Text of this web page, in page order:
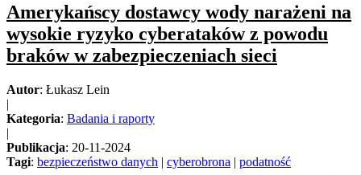
Amerykańscy dostawcy wody narażeni na
wysokie ryzyko cyberataków z powodu
braków w zabezpieczeniach sieci
Autor: Łukasz Lein
|
Kategoria: Badania i raporty
|
Publikacja: 20-11-2024
Tagi: bezpieczeństwo danych | cyberobrona | podatność